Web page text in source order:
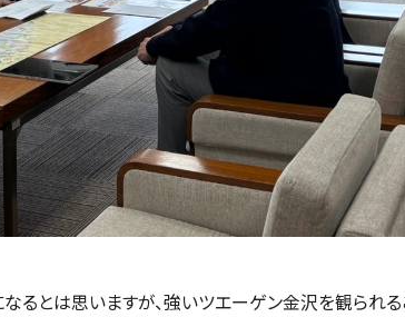
るとは思いますが、強いツエーゲン金沢を観られ